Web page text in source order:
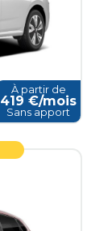
À partir de
419 €/mois
Sans apport